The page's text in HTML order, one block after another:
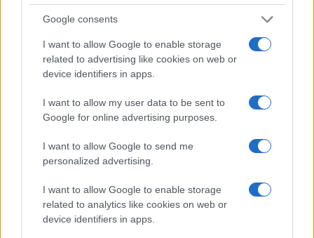
Google consents
I want to allow Google to enable storage
related to advertising like cookies on web or
device identifiers in apps.
I want to allow my user data to be sent to
Google for online advertising purposes.
I want to allow Google to send me
personalized advertising.
I want to allow Google to enable storage
related to analytics like cookies on web or
device identifiers in apps.
Presidente Lula propõe política fiscal séria para reduzir juros e
critica limitações orçamentárias
Rafael Oliveira · 6 ago 2026
Nome
Kinza Babylon Staked BTC
(KBTC)
$83,270.00